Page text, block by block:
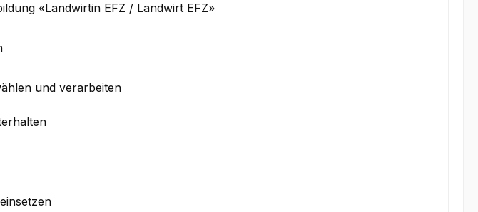
«Landwirtin EFZ / Landwirt EFZ»
und verarbeiten